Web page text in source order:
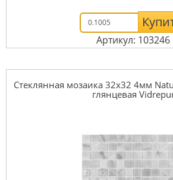
Артикул: 103246
Стеклянная мозаика 32x32 4мм
глянцевая